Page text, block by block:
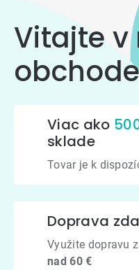
Vitajte v
Viac ako
sklade
Tovar je k
Doprava
Využite dopravu
nad 60 €